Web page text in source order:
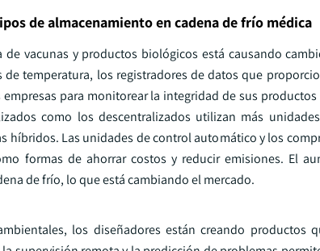
de almacenamiento en cadena de frío médica
de vacunas y productos biológicos está causando
de temperatura, los registradores de datos que
para monitorear la integridad de sus
como los descentralizados utilizan más
híbridos. Las unidades de control automático y los
formas de ahorrar costos y reducir emisiones. El
de frío, lo que está cambiando el mercado.
los diseñadores están creando productos